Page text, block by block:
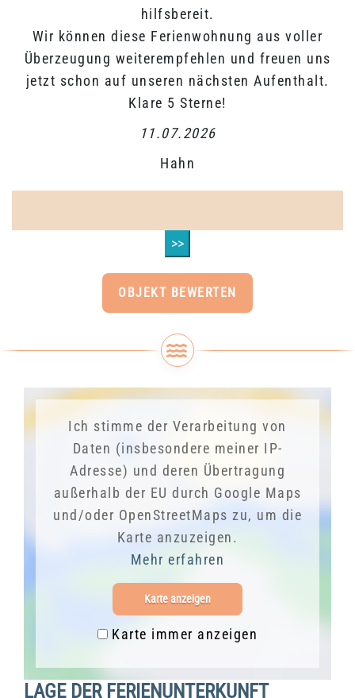
hilfsbereit.
Wir können diese Ferienwohnung aus voller
Überzeugung weiterempfehlen und freuen uns
jetzt schon auf unseren nächsten Aufenthalt.
Klare 5 Sterne!
11.07.2026
Hahn
>>
OBJEKT BEWERTEN
Ich stimme der Verarbeitung von
Daten (insbesondere meiner IP-
Adresse) und deren Übertragung
außerhalb der EU durch Google Maps
und/oder OpenStreetMaps zu, um die
Karte anzuzeigen.
Mehr erfahren
Karte anzeigen
Karte immer anzeigen
LAGE DER FERIENUNTERKUNFT